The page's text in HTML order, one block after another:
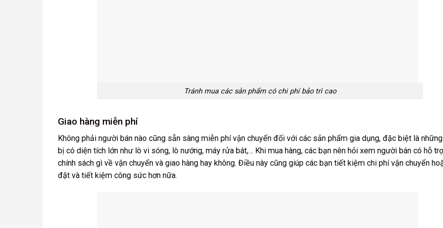
Tránh mua các sản phẩm có chi phí bảo trì cao
Giao hàng miễn phí
Không phải người bán nào cũng sẵn sàng miễn phí vận chuyển đối với các sản phẩm gia dụng, đặc biệt là
bị có diện tích lớn như lò vi sóng, lò nướng, máy rửa bát,… Khi mua hàng, các bạn nên hỏi xem người bán có hỗ
chính sách gì về vận chuyển và giao hàng hay không. Điều này cũng giúp các bạn tiết kiệm chi phí vận chuyển
đặt và tiết kiệm công sức hơn nữa.